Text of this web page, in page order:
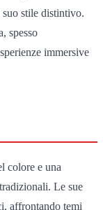
suo stile distintivo.
spesso
immersive
colore e una
Le sue
affrontando temi